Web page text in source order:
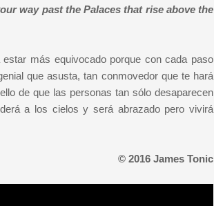
way past the Palaces that rise above the
más equivocado porque con cada paso
que asusta, tan conmovedor que te hará
de que las personas tan sólo desaparecen
a los cielos y será abrazado pero vivirá
© 2016 James Tonic